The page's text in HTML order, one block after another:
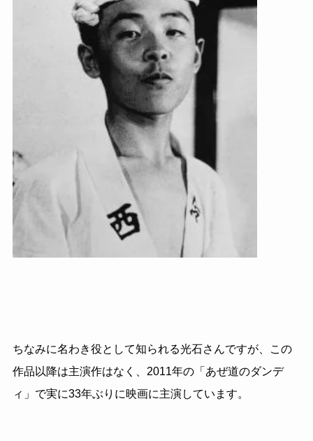
ちなみに名わき役として知られる光石さんですが、この
作品以降は主演作はなく、2011年の「あぜ道のダンデ
ィ」で実に33年ぶりに映画に主演しています。